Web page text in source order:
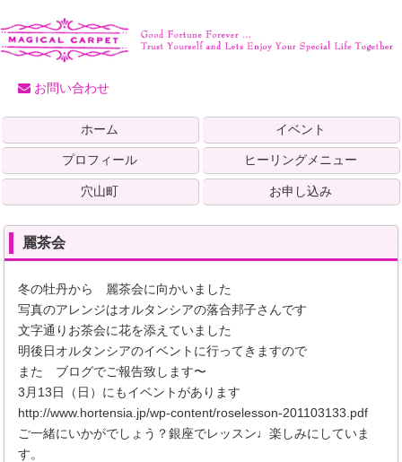
お問い合わせ
ホーム イベント
プロフィール ヒーリングメニュー
穴山町 お申し込み
麗茶会
冬の牡丹から 麗茶会に向かいました
写真のアレンジはオルタンシアの落合邦子さんです
文字通りお茶会に花を添えていました
明後日オルタンシアのイベントに行ってきますので
また ブログでご報告致します〜
3月13日（日）にもイベントがあります
http://www.hortensia.jp/wp-content/roselesson-201103133.pdf
ご一緒にいかがでしょう？銀座でレッスン♩楽しみにしていま
す。